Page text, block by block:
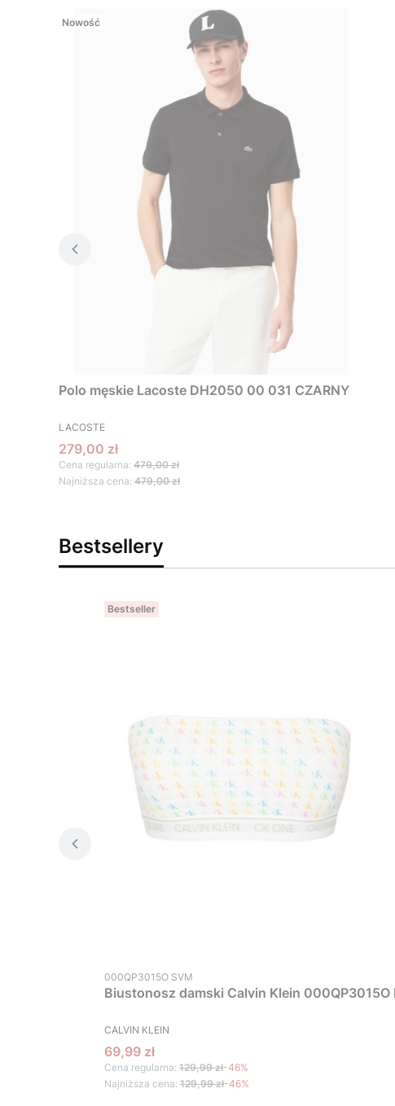
Nowość
Polo męskie Lacoste DH2050 00 031 CZARNY
PRODUCENT
LACOSTE
Cena promocyjna
279,00 zł
Cena regularna: 479,00 zł
Najniższa cena: 479,00 zł
Bestsellery
Bestseller
Kod produktu
000QP3015O SVM
Biustonosz damski Calvin Klein 000QP3015O
PRODUCENT
CALVIN KLEIN
Cena promocyjna
69,99 zł
Cena regularna: 129,99 zł-46%
Najniższa cena: 129,99 zł-46%